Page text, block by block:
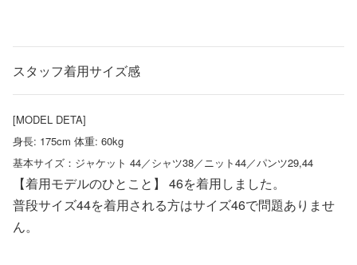
スタッフ着用サイズ感
[MODEL DETA]
身長: 175cm 体重: 60kg
基本サイズ：ジャケット 44／シャツ38／ニット44／パンツ29,44
【着用モデルのひとこと】 46を着用しました。
普段サイズ44を着用される方はサイズ46で問題ありませ
ん。